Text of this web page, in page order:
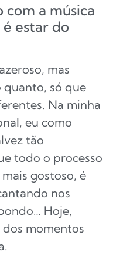
a música
estar do
mas
só que
Na minha
eu como
tão
todo o processo
gostoso, é
nos
Hoje,
dos momentos